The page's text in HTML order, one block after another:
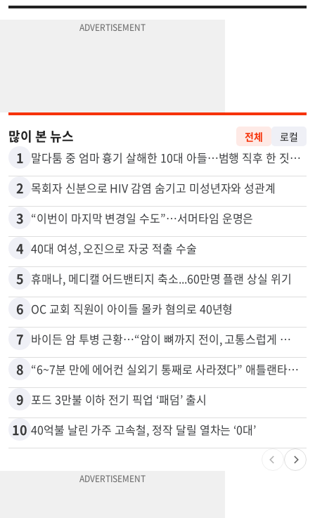
많이 본 뉴스 전체 로컬
1 말다툼 중 엄마 흉기 살해한 10대 아들…범행 직후 한 짓 충격
2 목회자 신분으로 HIV 감염 숨기고 미성년자와 성관계
3 “이번이 마지막 변경일 수도”…서머타임 운명은
4 40대 여성, 오진으로 자궁 적출 수술
5 휴매나, 메디캘 어드밴티지 축소...60만명 플랜 상실 위기
6 OC 교회 직원이 아이들 몰카 혐의로 40년형
7 바이든 암 투병 근황…“암이 뼈까지 전이, 고통스럽게 투병 중”
8 “6~7분 만에 에어컨 실외기 통째로 사라졌다” 애틀랜타서 실외기 도난 급증
9 포드 3만불 이하 전기 픽업 ‘패덤’ 출시
10 40억불 날린 가주 고속철, 정작 달릴 열차는 ‘0대’